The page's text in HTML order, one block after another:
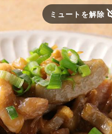
ミュートを解除